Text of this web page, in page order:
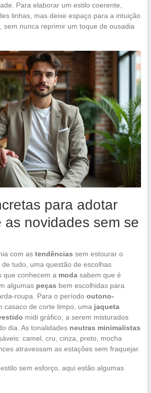
Para elaborar um estilo coerente,
linhas, mas deixe espaço para a intuição
sem nunca reprimir um toque de ousadia
para adotar
as novidades sem se
com as tendências sem estourar o
tudo, uma questão de escolhas
que conhecem a modasabem que é
algumas peças bem escolhidas para
roupa. Para o período outono-
casaco de corte limpo, uma jaqueta
midi gráfico, a serem misturados
dia. As tonalidades neutras minimalistas
camel, cru, cinza, preto, mocha
atravessam as estações sem fraquejar.
sem esforço, aqui estão algumas